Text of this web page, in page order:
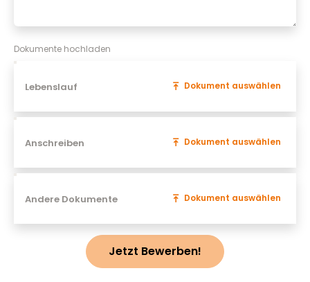
Dokumente hochladen
Dokument auswählen
Dokument auswählen
Dokument auswählen
Jetzt Bewerben!